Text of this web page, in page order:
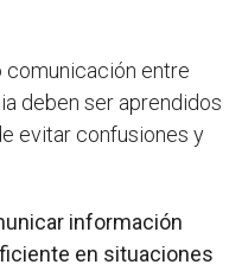
comunicación entre
deben ser aprendidos
evitar confusiones y
información
en situaciones